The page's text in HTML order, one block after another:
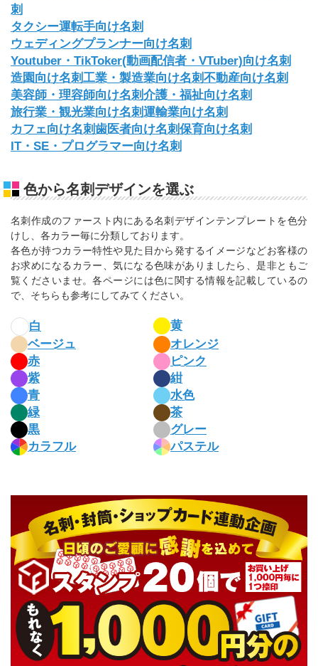
刺
タクシー運転手向け名刺
ウェディングプランナー向け名刺
Youtuber・TikToker(動画配信者・VTuber)向け名刺
造園向け名刺工業・製造業向け名刺不動産向け名刺
美容師・理容師向け名刺介護・福祉向け名刺
旅行業・観光業向け名刺運輸業向け名刺
カフェ向け名刺歯医者向け名刺保育向け名刺
IT・SE・プログラマー向け名刺
色から名刺デザインを選ぶ
名刺作成のファースト内にある名刺デザインテンプレートを色分
けし、各カラー毎に分類しております。
各色が持つカラー特性や見た目から発するイメージなどお客様の
お求めになるカラー、気になる色味がありましたら、是非ともご
覧くださいませ。各ページには色に関する情報を記載しているの
で、そちらも参考にしてみてください。
白
黄
ベージュ
オレンジ
赤
ピンク
紫
紺
青
水色
緑
茶
黒
グレー
カラフル
パステル